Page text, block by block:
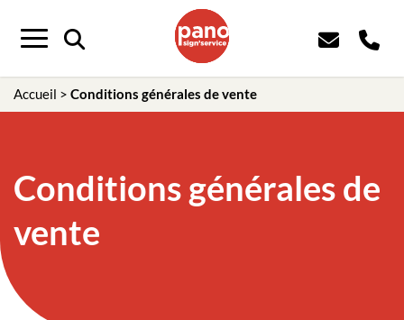
Menu
Accueil > Conditions générales de vente
Conditions générales de
vente